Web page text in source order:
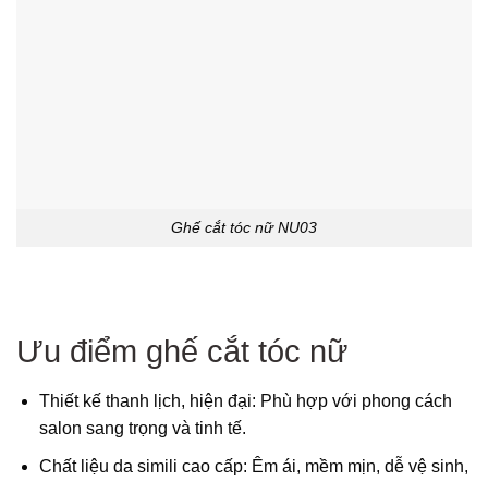
Ghế cắt tóc nữ NU03
Ưu điểm ghế cắt tóc nữ
Thiết kế thanh lịch, hiện đại: Phù hợp với phong cách
salon sang trọng và tinh tế.
Chất liệu da simili cao cấp: Êm ái, mềm mịn, dễ vệ sinh,